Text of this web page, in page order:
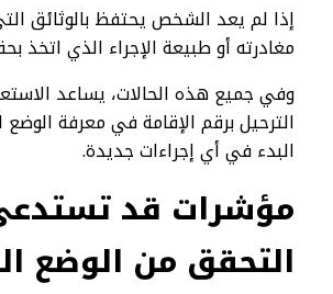
إذا لم يعد الشخص يحتفظ بالوثائق
مغادرته أو طبيعة الإجراء الذي اتخذ
وفي جميع هذه الحالات، يساعد
الترحيل برقم الإقامة في معرفة
البدء في أي إجراءات جديدة.
مؤشرات قد
التحقق من الوضع